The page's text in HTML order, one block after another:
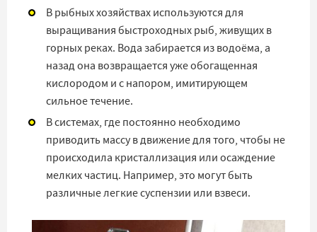
В рыбных хозяйствах используются для
выращивания быстроходных рыб, живущих в
горных реках. Вода забирается из водоёма, а
назад она возвращается уже обогащенная
кислородом и с напором, имитирующем
сильное течение.
В системах, где постоянно необходимо
приводить массу в движение для того, чтобы не
происходила кристаллизация или осаждение
мелких частиц. Например, это могут быть
различные легкие суспензии или взвеси.